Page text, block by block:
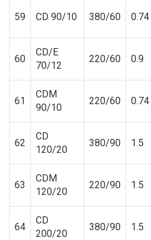
59 CD 90/10 380/60 0.74
60
CD/E
70/12
220/60 0.9
61
CDM
90/10
220/60 0.74
62
CD
120/20
380/90 1.5
63
CDM
120/20
220/90 1.5
64
CD
200/20
380/90 1.5